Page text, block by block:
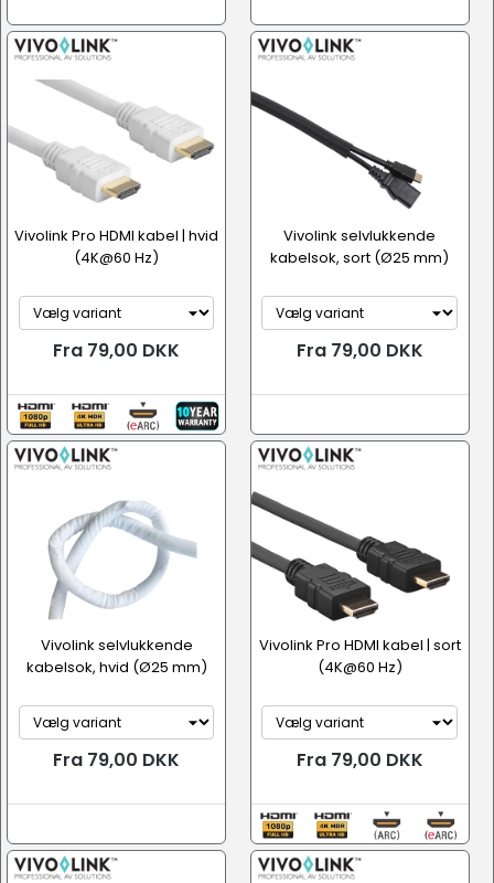
Vivolink Pro HDMI kabel | hvid
(4K@60 Hz)
Fra 79,00 DKK
Vivolink selvlukkende
kabelsok, sort (Ø25 mm)
Fra 79,00 DKK
Vivolink selvlukkende
kabelsok, hvid (Ø25 mm)
Fra 79,00 DKK
Vivolink Pro HDMI kabel | sort
(4K@60 Hz)
Fra 79,00 DKK